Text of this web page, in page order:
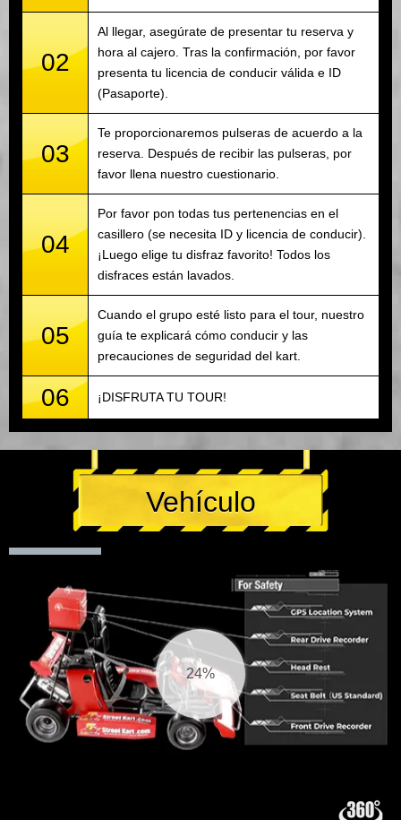
02
Al llegar, asegúrate de presentar tu reserva y
hora al cajero. Tras la confirmación, por favor
presenta tu licencia de conducir válida e ID
(Pasaporte).
03
Te proporcionaremos pulseras de acuerdo a la
reserva. Después de recibir las pulseras, por
favor llena nuestro cuestionario.
04
Por favor pon todas tus pertenencias en el
casillero (se necesita ID y licencia de conducir).
¡Luego elige tu disfraz favorito! Todos los
disfraces están lavados.
05
Cuando el grupo esté listo para el tour, nuestro
guía te explicará cómo conducir y las
precauciones de seguridad del kart.
06 ¡DISFRUTA TU TOUR!
Vehículo
25%